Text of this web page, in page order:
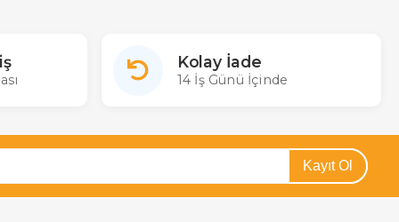
Kolay İade
14 İş Günü İçinde
Kayıt Ol